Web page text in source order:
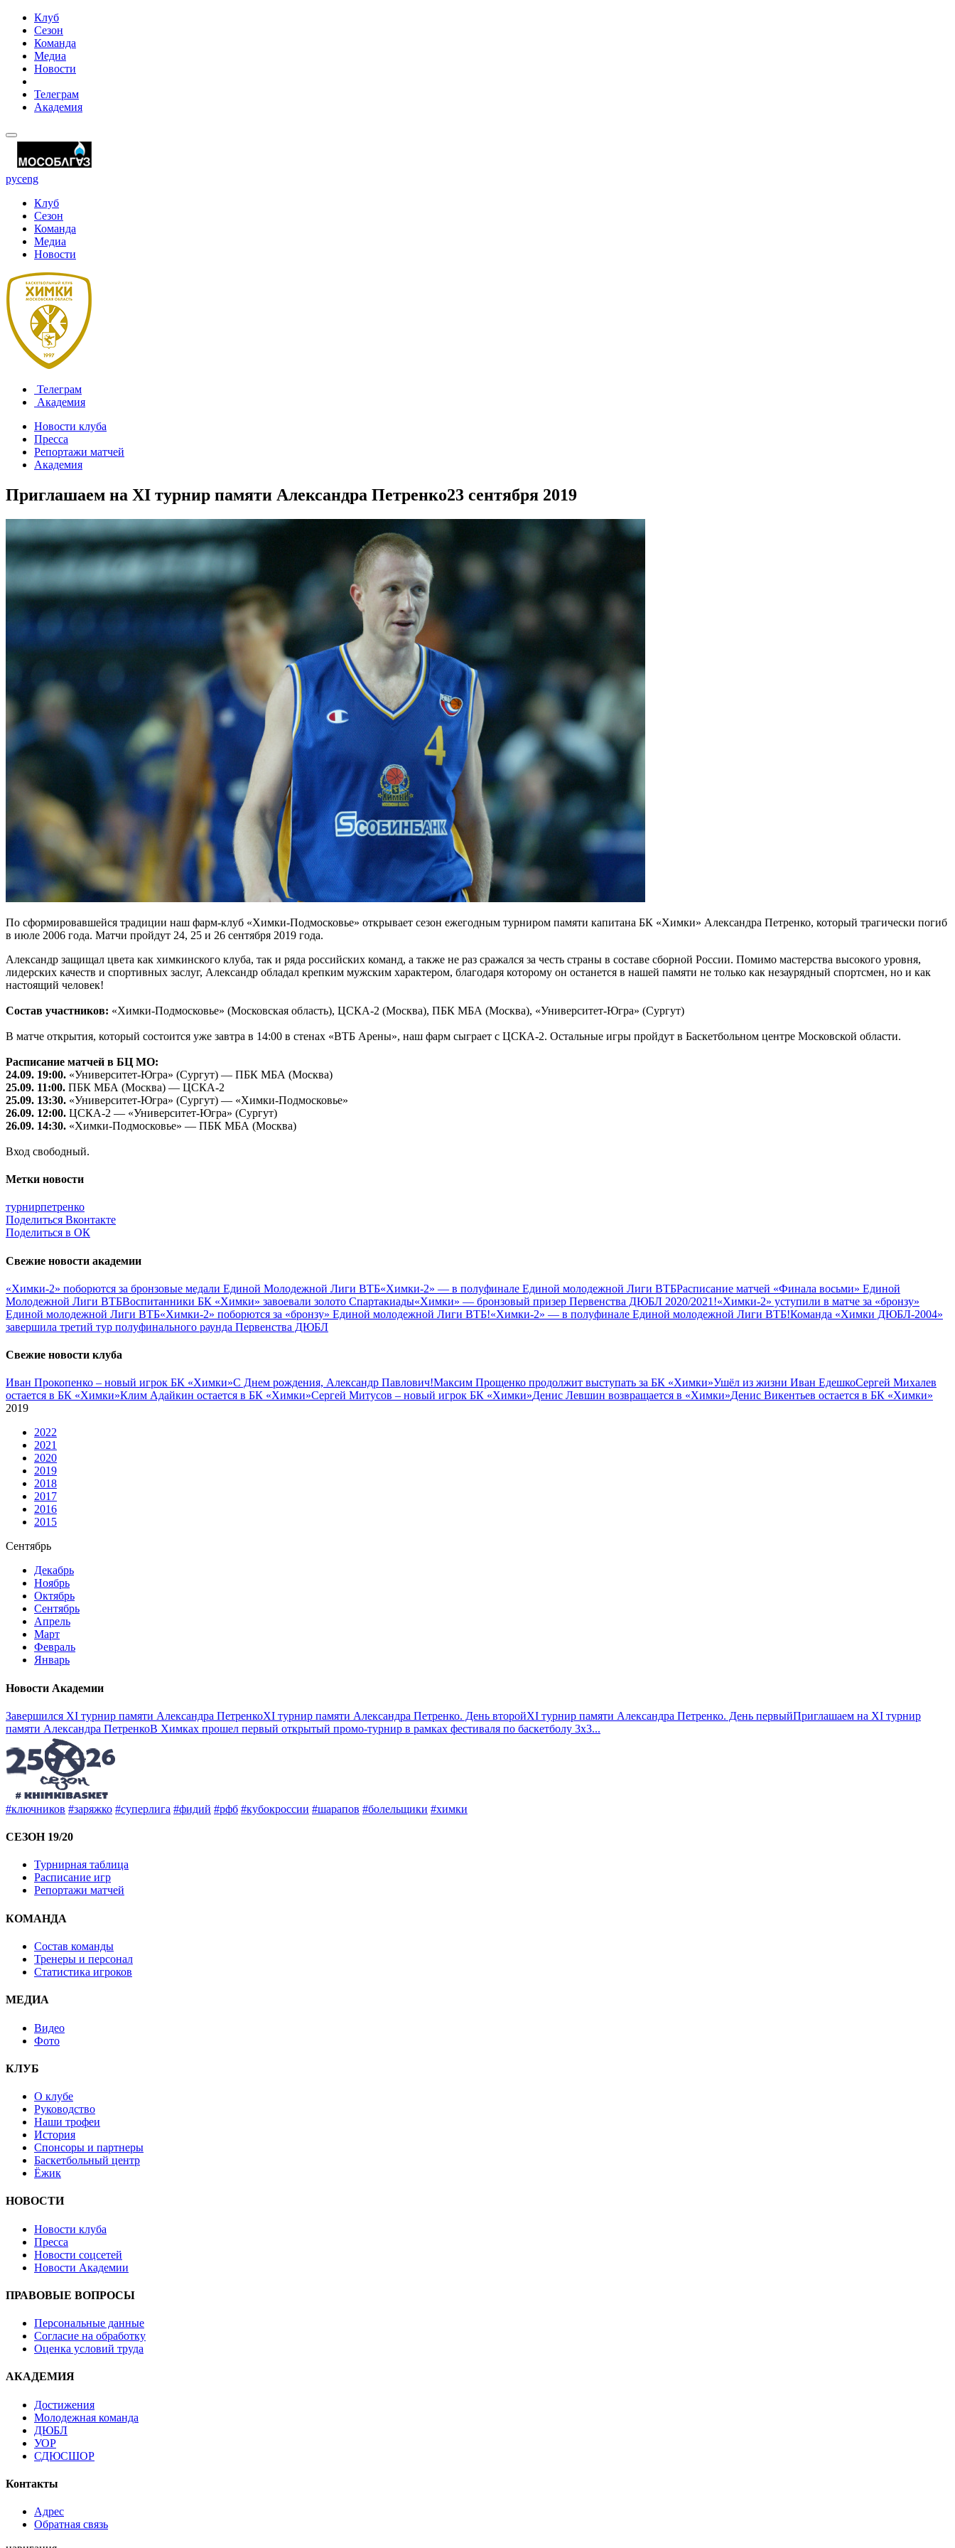
Клуб
Сезон
Команда
Медиа
Новости
Телеграм
Академия
русeng
Клуб
Сезон
Команда
Медиа
Новости
Телеграм
Академия
Новости клуба
Пресса
Репортажи матчей
Академия
Приглашаем на XI турнир памяти Александра Петренко23 сентября 2019
По сформировавшейся традиции наш фарм-клуб «Химки-Подмосковье» открывает сезон ежегодным турниром памяти капитана БК «Химки» Александра Петренко, который трагически погиб
в июле 2006 года. Матчи пройдут 24, 25 и 26 сентября 2019 года.
Александр защищал цвета как химкинского клуба, так и ряда российских команд, а также не раз сражался за честь страны в составе сборной России. Помимо мастерства высокого уровня,
лидерских качеств и спортивных заслуг, Александр обладал крепким мужским характером, благодаря которому он останется в нашей памяти не только как незаурядный спортсмен, но и как
настоящий человек!
Состав участников: «Химки-Подмосковье» (Московская область), ЦСКА-2 (Москва), ПБК МБА (Москва), «Университет-Югра» (Сургут)
В матче открытия, который состоится уже завтра в 14:00 в стенах «ВТБ Арены», наш фарм сыграет с ЦСКА-2. Остальные игры пройдут в Баскетбольном центре Московской области.
Расписание матчей в БЦ МО:
24.09. 19:00. «Университет-Югра» (Сургут) — ПБК МБА (Москва)
25.09. 11:00. ПБК МБА (Москва) — ЦСКА-2
25.09. 13:30. «Университет-Югра» (Сургут) — «Химки-Подмосковье»
26.09. 12:00. ЦСКА-2 — «Университет-Югра» (Сургут)
26.09. 14:30. «Химки-Подмосковье» — ПБК МБА (Москва)
Вход свободный.
Метки новости
турнирпетренко
Поделиться Вконтакте
Поделиться в ОК
Свежие новости академии
«Химки-2» поборются за бронзовые медали Единой Молодежной Лиги ВТБ«Химки-2» — в полуфинале Единой молодежной Лиги ВТБРасписание матчей «Финала восьми» Единой
Молодежной Лиги ВТБВоспитанники БК «Химки» завоевали золото Спартакиады«Химки» — бронзовый призер Первенства ДЮБЛ 2020/2021!«Химки-2» уступили в матче за «бронзу»
Единой молодежной Лиги ВТБ«Химки-2» поборются за «бронзу» Единой молодежной Лиги ВТБ!«Химки-2» — в полуфинале Единой молодежной Лиги ВТБ!Команда «Химки ДЮБЛ-2004»
завершила третий тур полуфинального раунда Первенства ДЮБЛ
Свежие новости клуба
Иван Прокопенко – новый игрок БК «Химки»С Днем рождения, Александр Павлович!Максим Прощенко продолжит выступать за БК «Химки»Ушёл из жизни Иван ЕдешкоСергей Михалев
остается в БК «Химки»Клим Адайкин остается в БК «Химки»Сергей Митусов – новый игрок БК «Химки»Денис Левшин возвращается в «Химки»Денис Викентьев остается в БК «Химки»
2019
2022
2021
2020
2019
2018
2017
2016
2015
Сентябрь
Декабрь
Ноябрь
Октябрь
Сентябрь
Апрель
Март
Февраль
Январь
Новости Академии
Завершился XI турнир памяти Александра ПетренкоXI турнир памяти Александра Петренко. День второйXI турнир памяти Александра Петренко. День первыйПриглашаем на XI турнир
памяти Александра ПетренкоВ Химках прошел первый открытый промо-турнир в рамках фестиваля по баскетболу 3х3...
#ключников #заряжко #суперлига #фидий #рфб #кубокроссии #шарапов #болельщики #химки
СЕЗОН 19/20
Турнирная таблица
Расписание игр
Репортажи матчей
КОМАНДА
Состав команды
Тренеры и персонал
Статистика игроков
МЕДИА
Видео
Фото
КЛУБ
О клубе
Руководство
Наши трофеи
История
Спонсоры и партнеры
Баскетбольный центр
Ёжик
НОВОСТИ
Новости клуба
Пресса
Новости соцсетей
Новости Академии
ПРАВОВЫЕ ВОПРОСЫ
Персональные данные
Согласие на обработку
Оценка условий труда
АКАДЕМИЯ
Достижения
Молодежная команда
ДЮБЛ
УОР
СДЮСШОР
Контакты
Адрес
Обратная связь